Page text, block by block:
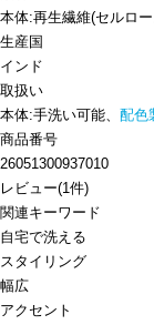
本体:再生繊維(セルロ
生産国
インド
取扱い
本体:手洗い可能、 配色
商品番号
26051300937010
レビュー(1件)
関連キーワード
自宅で洗える
スタイリング
幅広
アクセント